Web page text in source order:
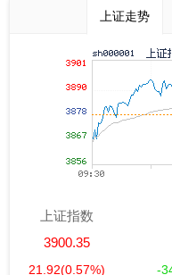
上证走势
上证指数
3900.35
21.92(0.57%) -